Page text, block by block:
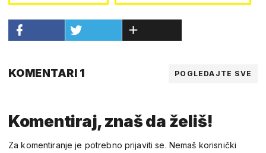
KOMENTARI 1 POGLEDAJTE SVE
Komentiraj, znaš da želiš!
Za komentiranje je potrebno prijaviti se. Nemaš korisnički